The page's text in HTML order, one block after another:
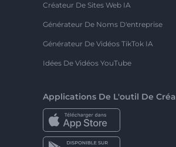
Créateur De Sites Web IA
Générateur De Noms D'entreprise
Générateur De Vidéos TikTok IA
Idées De Vidéos YouTube
Applications De L'outil De